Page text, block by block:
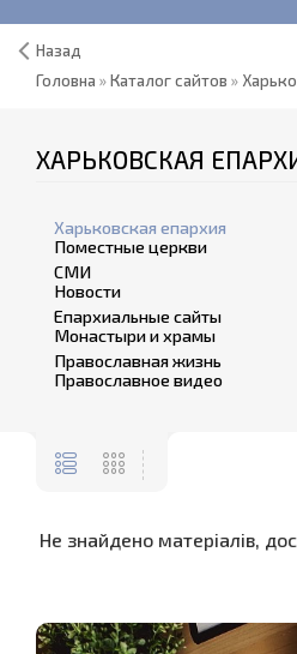
Назад
Головна »Каталог сайтов »
ХАРЬКОВСКАЯ
Харьковская епархия
Поместные церкви
СМИ
Новости
Епархиальные сайты
Монастыри и храмы
Православная жизнь
Православное видео
Не знайдено матеріалів,